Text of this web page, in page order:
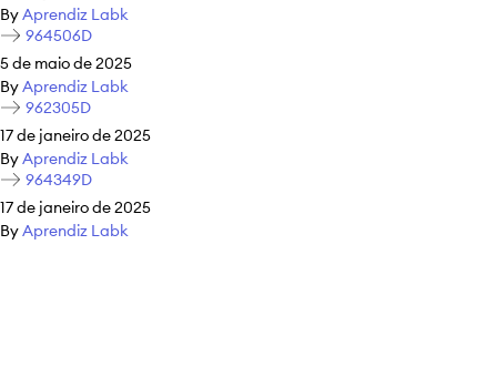
ByAprendiz Labk
964506D
5 de maio de 2025
ByAprendiz Labk
962305D
17 de janeiro de 2025
ByAprendiz Labk
964349D
17 de janeiro de 2025
ByAprendiz Labk